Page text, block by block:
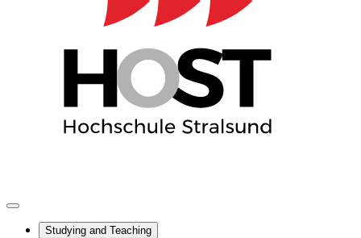
Studying and Teaching